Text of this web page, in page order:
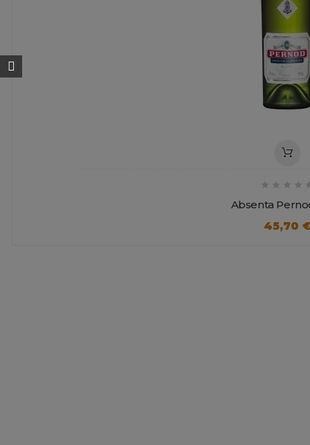
   
Absenta
45,70